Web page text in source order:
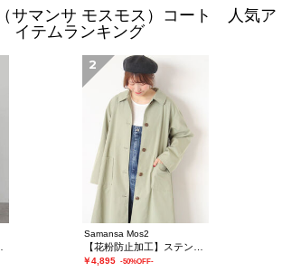
サマンサ モスモス）コート 人気ア
イテムランキング
2
Samansa Mos2
￥4,895 -50%OFF-